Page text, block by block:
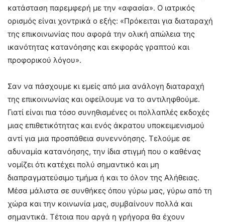
κατάσταση παρεμφερή με την «αφασία». Ο ιατρικός
ορισμός είναι χοντρικά ο εξής: «Πρόκειται για διαταραχή
της επικοινωνίας που αφορά την ολική απώλεια της
ικανότητας κατανόησης και εκφοράς γραπτού και
προφορικού λόγου».
Σαν να πάσχουμε κι εμείς από μια ανάλογη διαταραχή
της επικοινωνίας και οφείλουμε να το αντιληφθούμε.
Γιατί είναι πια τόσο συνηθισμένες οι πολλαπλές εκδοχές
μιας επιθετικότητας και ενός άκρατου υποκειμενισμού
αντί για μια προσπάθεια συνεννόησης. Τελούμε σε
αδυναμία κατανόησης, την ίδια στιγμή που ο καθένας
νομίζει ότι κατέχει πολύ σημαντικό και μη
διαπραγματεύσιμο τμήμα ή και το όλον της Αλήθειας.
Μέσα μάλιστα σε συνθήκες όπου γύρω μας, γύρω από τη
χώρα και την κοινωνία μας, συμβαίνουν πολλά και
σημαντικά. Τέτοια που αργά η γρήγορα θα έχουν